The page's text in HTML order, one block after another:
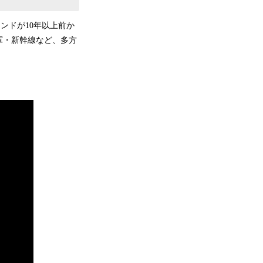
ドが10年以上前か
・新幹線など、多方